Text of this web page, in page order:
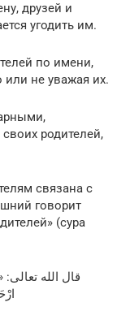
друзей и
угодить им.
по имени,
не уважая их.
родителей,
связана с
говорит
(сура
قال الله